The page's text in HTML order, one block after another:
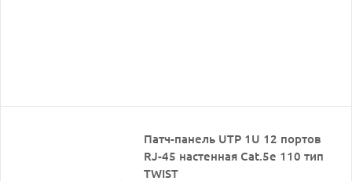
Патч-панель UTP 1U 12 портов
RJ-45 настенная Cat.5e 110 тип
TWIST